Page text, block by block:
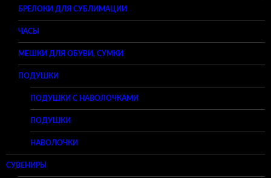
БРЕЛОКИ ДЛЯ СУБЛИМАЦИИ
ЧАСЫ
МЕШКИ ДЛЯ ОБУВИ, СУМКИ
ПОДУШКИ
ПОДУШКИ С НАВОЛОЧКАМИ
ПОДУШКИ
НАВОЛОЧКИ
СУВЕНИРЫ